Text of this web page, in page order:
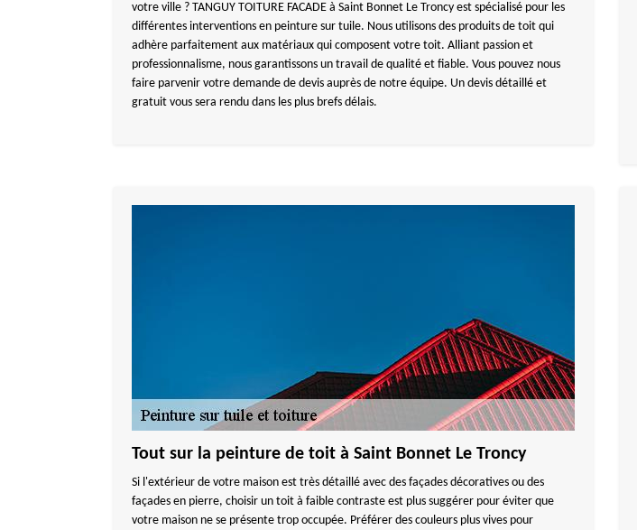
votre ville ? TANGUY TOITURE FACADE à Saint Bonnet Le Troncy est spécialisé pour les
différentes interventions en peinture sur tuile. Nous utilisons des produits de toit qui
adhère parfaitement aux matériaux qui composent votre toit. Alliant passion et
professionnalisme, nous garantissons un travail de qualité et fiable. Vous pouvez nous
faire parvenir votre demande de devis auprès de notre équipe. Un devis détaillé et
gratuit vous sera rendu dans les plus brefs délais.
Tout sur la peinture de toit à Saint Bonnet Le Troncy
Si l'extérieur de votre maison est très détaillé avec des façades décoratives ou des
façades en pierre, choisir un toit à faible contraste est plus suggérer pour éviter que
votre maison ne se présente trop occupée. Préférer des couleurs plus vives pour